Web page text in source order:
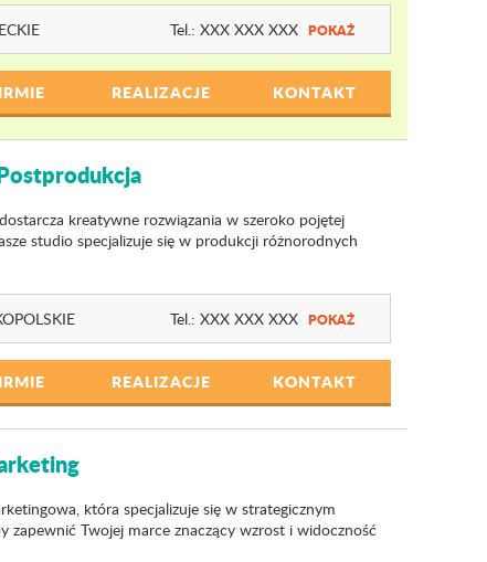
Tel.: XXX XXX XXX POKAŻ
REALIZACJE KONTAKT
kreatywne rozwiązania w szeroko pojętej
studio specjalizuje się w produkcji różnorodnych
Tel.: XXX XXX XXX POKAŻ
REALIZACJE KONTAKT
która specjalizuje się w strategicznym
zapewnić Twojej marce znaczący wzrost i widoczność